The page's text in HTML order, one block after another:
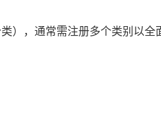
，通常需注册多个类别以全